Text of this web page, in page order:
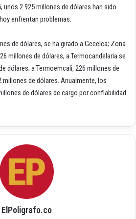
unos 2.925 millones de dólares han sido
enfrentan problemas.
de dólares, se ha girado a Gecelca; Zona
millones de dólares, a Termocandelaria se
dólares; a Termoemcali, 226 millones de
millones de dólares. Anualmente, los
de dólares de cargo por confiabilidad.
ElPoligrafo.co